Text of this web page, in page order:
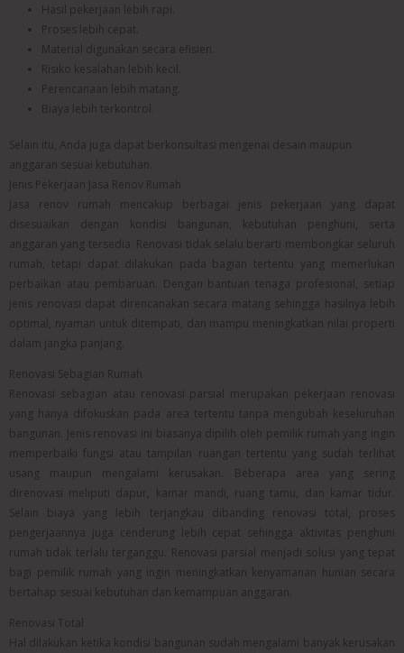
Hasil pekerjaan lebih rapi.
Proses lebih cepat.
Material digunakan secara efisien.
Risiko kesalahan lebih kecil.
Perencanaan lebih matang.
Biaya lebih terkontrol.
Selain itu, Anda juga dapat berkonsultasi mengenai desain maupun
anggaran sesuai kebutuhan.
Jenis Pekerjaan Jasa Renov Rumah
Jasa renov rumah mencakup berbagai jenis pekerjaan yang dapat
disesuaikan dengan kondisi bangunan, kebutuhan penghuni, serta
anggaran yang tersedia. Renovasi tidak selalu berarti membongkar seluruh
rumah, tetapi dapat dilakukan pada bagian tertentu yang memerlukan
perbaikan atau pembaruan. Dengan bantuan tenaga profesional, setiap
jenis renovasi dapat direncanakan secara matang sehingga hasilnya lebih
optimal, nyaman untuk ditempati, dan mampu meningkatkan nilai properti
dalam jangka panjang.
Renovasi Sebagian Rumah
Renovasi sebagian atau renovasi parsial merupakan pekerjaan renovasi
yang hanya difokuskan pada area tertentu tanpa mengubah keseluruhan
bangunan. Jenis renovasi ini biasanya dipilih oleh pemilik rumah yang ingin
memperbaiki fungsi atau tampilan ruangan tertentu yang sudah terlihat
usang maupun mengalami kerusakan. Beberapa area yang sering
direnovasi meliputi dapur, kamar mandi, ruang tamu, dan kamar tidur.
Selain biaya yang lebih terjangkau dibanding renovasi total, proses
pengerjaannya juga cenderung lebih cepat sehingga aktivitas penghuni
rumah tidak terlalu terganggu. Renovasi parsial menjadi solusi yang tepat
bagi pemilik rumah yang ingin meningkatkan kenyamanan hunian secara
bertahap sesuai kebutuhan dan kemampuan anggaran.
Renovasi Total
Hal dilakukan ketika kondisi bangunan sudah mengalami banyak kerusakan